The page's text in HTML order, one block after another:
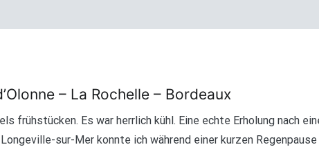
– La Rochelle – Bordeaux
frühstücken. Es war herrlich kühl. Eine echte Erholung nach
sur-Mer konnte ich während einer kurzen